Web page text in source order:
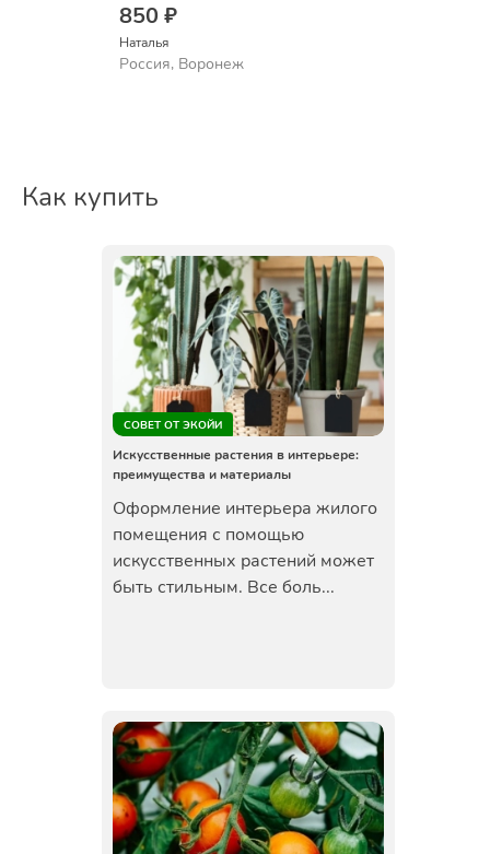
850 ₽
Наталья
Россия, Воронеж
Как купить
СОВЕТ ОТ ЭКОЙИ
Искусственные растения в интерьере:
преимущества и материалы
Оформление интерьера жилого
помещения с помощью
искусственных растений может
быть стильным. Все боль...